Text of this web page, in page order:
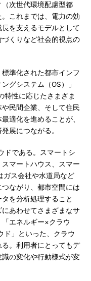
次世代環境配慮型都
これまでは、電力の効
を支えるモデルとして
くりなど社会的視点の
準化された都市インフ
グシステム（OS）」
特性に応じたさまざま
民間企業、そして住民
適化を進めることが、
展につながる。
ドである。スマートシ
マートハウス、スマー
ガス会社や水道局など
ながり、都市空間には
を分析処理すること
あわせてさまざまなサ
エネルギー×クラウ
ド」といった、クラウ
。利用者にとってもデ
の変化や行動様式が変